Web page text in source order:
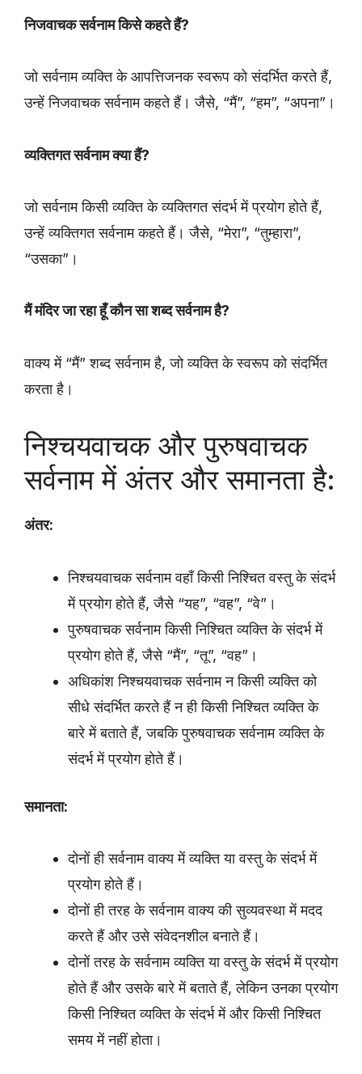
निजवाचक सर्वनाम किसे कहते हैं?
जो सर्वनाम व्यक्ति के आपत्तिजनक स्वरूप को संदर्भित करते हैं,
उन्हें निजवाचक सर्वनाम कहते हैं। जैसे, “मैं”, “हम”, “अपना”।
व्यक्तिगत सर्वनाम क्या हैं?
जो सर्वनाम किसी व्यक्ति के व्यक्तिगत संदर्भ में प्रयोग होते हैं,
उन्हें व्यक्तिगत सर्वनाम कहते हैं। जैसे, “मेरा”, “तुम्हारा”,
“उसका”।
मैं मंदिर जा रहा हूँ कौन सा शब्द सर्वनाम है?
वाक्य में “मैं” शब्द सर्वनाम है, जो व्यक्ति के स्वरूप को संदर्भित
करता है।
निश्चयवाचक और पुरुषवाचक
सर्वनाम में अंतर और समानता है:
अंतर:
निश्चयवाचक सर्वनाम वहाँ किसी निश्चित वस्तु के संदर्भ
में प्रयोग होते हैं, जैसे “यह”, “वह”, “वे”।
पुरुषवाचक सर्वनाम किसी निश्चित व्यक्ति के संदर्भ में
प्रयोग होते हैं, जैसे “मैं”, “तू”, “वह”।
अधिकांश निश्चयवाचक सर्वनाम न किसी व्यक्ति को
सीधे संदर्भित करते हैं न ही किसी निश्चित व्यक्ति के
बारे में बताते हैं, जबकि पुरुषवाचक सर्वनाम व्यक्ति के
संदर्भ में प्रयोग होते हैं।
समानता:
दोनों ही सर्वनाम वाक्य में व्यक्ति या वस्तु के संदर्भ में
प्रयोग होते हैं।
दोनों ही तरह के सर्वनाम वाक्य की सुव्यवस्था में मदद
करते हैं और उसे संवेदनशील बनाते हैं।
दोनों तरह के सर्वनाम व्यक्ति या वस्तु के संदर्भ में प्रयोग
होते हैं और उसके बारे में बताते हैं, लेकिन उनका प्रयोग
किसी निश्चित व्यक्ति के संदर्भ में और किसी निश्चित
समय में नहीं होता।